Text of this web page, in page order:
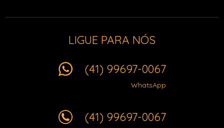
LIGUE PARA NÓS
(41) 99697-0067
WhatsApp
(41) 99697-0067